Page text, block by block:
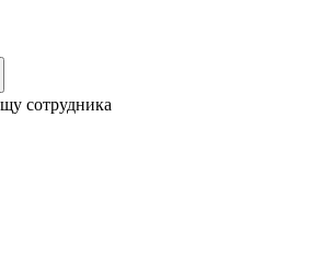
сотрудника